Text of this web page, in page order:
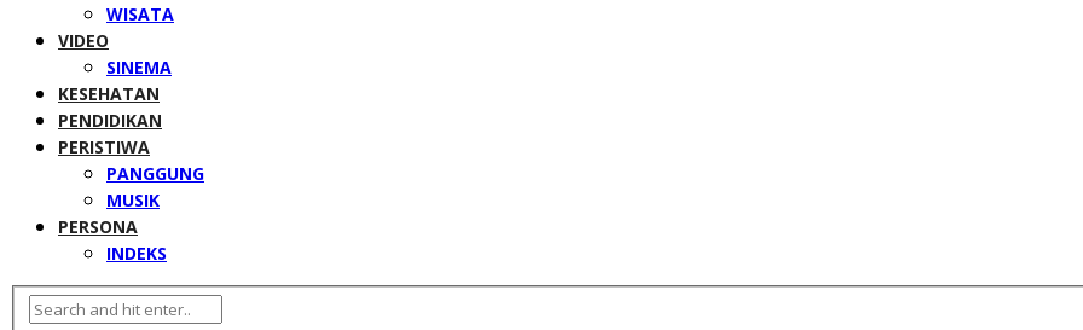
WISATA
VIDEO
SINEMA
KESEHATAN
PENDIDIKAN
PERISTIWA
PANGGUNG
MUSIK
PERSONA
INDEKS